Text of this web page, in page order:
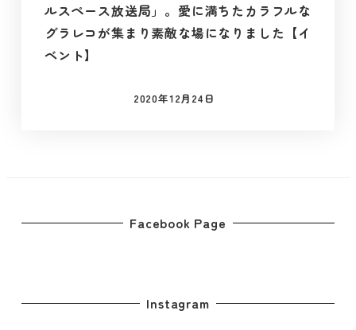
ルスペース放送局」。愛に満ちたカラフルな
グラレコが集まり素敵な場になりました【イ
ベント】
投稿日
2020年12月24日
Facebook Page
Instagram